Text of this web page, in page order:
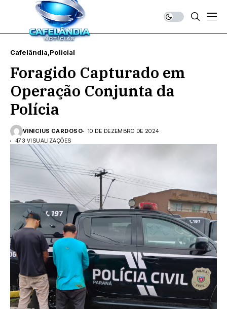
Cafelândia Policial
Foragido Capturado em
Operação Conjunta da
Polícia
VINICIUS CARDOSO
10 DE DEZEMBRO DE 2024
473 VISUALIZAÇÕES